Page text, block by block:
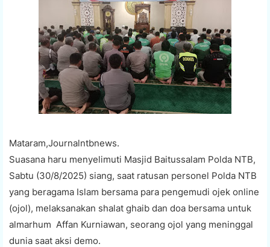
Mataram,Journalntbnews.
Suasana haru menyelimuti Masjid Baitussalam Polda NTB,
Sabtu (30/8/2025) siang, saat ratusan personel Polda NTB
yang beragama Islam bersama para pengemudi ojek online
(ojol), melaksanakan shalat ghaib dan doa bersama untuk
almarhum Affan Kurniawan, seorang ojol yang meninggal
dunia saat aksi demo.